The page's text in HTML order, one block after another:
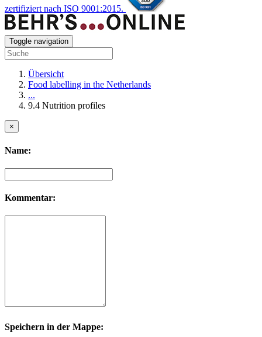
zertifiziert nach ISO 9001:2015.
Toggle navigation
Übersicht
Food labelling in the Netherlands
...
9.4 Nutrition profiles
×
Name:
Kommentar:
Speichern in der Mappe: